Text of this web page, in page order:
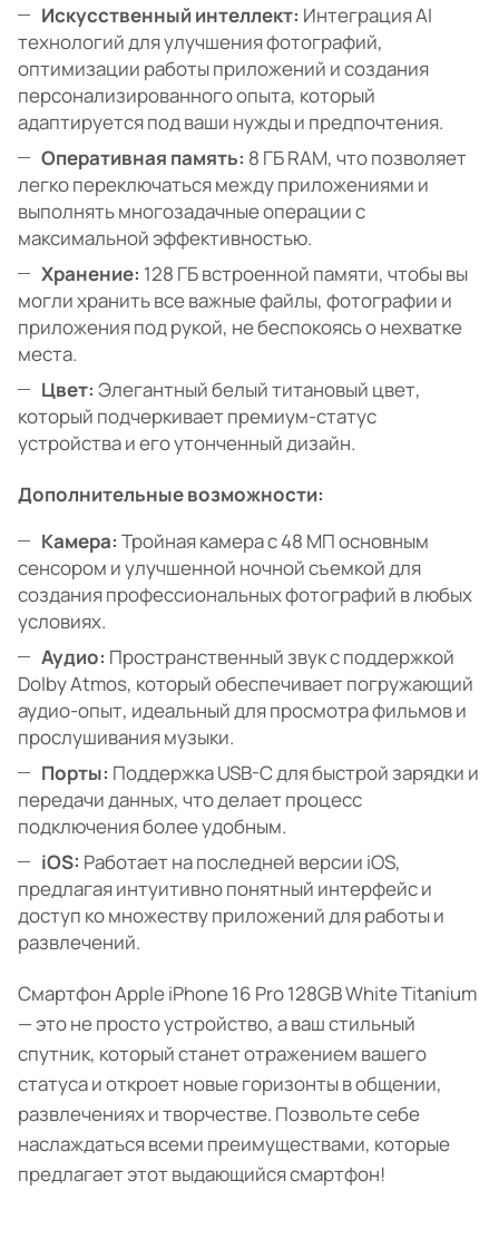
Искусственный интеллект: Интеграция AI
технологий для улучшения фотографий,
оптимизации работы приложений и создания
персонализированного опыта, который
адаптируется под ваши нужды и предпочтения.
Оперативная память: 8 ГБ RAM, что позволяет
легко переключаться между приложениями и
выполнять многозадачные операции с
максимальной эффективностью.
Хранение: 128 ГБ встроенной памяти, чтобы вы
могли хранить все важные файлы, фотографии и
приложения под рукой, не беспокоясь о нехватке
места.
Цвет: Элегантный белый титановый цвет,
который подчеркивает премиум-статус
устройства и его утонченный дизайн.
Дополнительные возможности:
Камера: Тройная камера с 48 МП основным
сенсором и улучшенной ночной съемкой для
создания профессиональных фотографий в любых
условиях.
Аудио: Пространственный звук с поддержкой
Dolby Atmos, который обеспечивает погружающий
аудио-опыт, идеальный для просмотра фильмов и
прослушивания музыки.
Порты: Поддержка USB-C для быстрой зарядки и
передачи данных, что делает процесс
подключения более удобным.
iOS: Работает на последней версии iOS,
предлагая интуитивно понятный интерфейс и
доступ ко множеству приложений для работы и
развлечений.
Смартфон Apple iPhone 16 Pro 128GB White Titanium
— это не просто устройство, а ваш стильный
спутник, который станет отражением вашего
статуса и откроет новые горизонты в общении,
развлечениях и творчестве. Позвольте себе
наслаждаться всеми преимуществами, которые
предлагает этот выдающийся смартфон!